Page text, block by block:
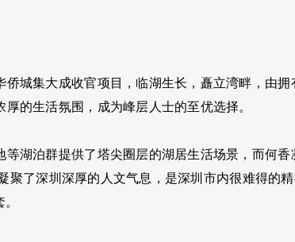
城集大成收官项目，临湖生长，矗立湾畔，由拥
的生活氛围，成为峰层人士的至优选择。
湖泊群提供了塔尖圈层的湖居生活场景，而何香
了深圳深厚的人文气息，是深圳市内很难得的精